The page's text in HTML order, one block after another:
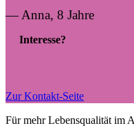
— Anna, 8 Jahre
Interesse?
Zur Kontakt-Seite
Für mehr Lebensqualität im